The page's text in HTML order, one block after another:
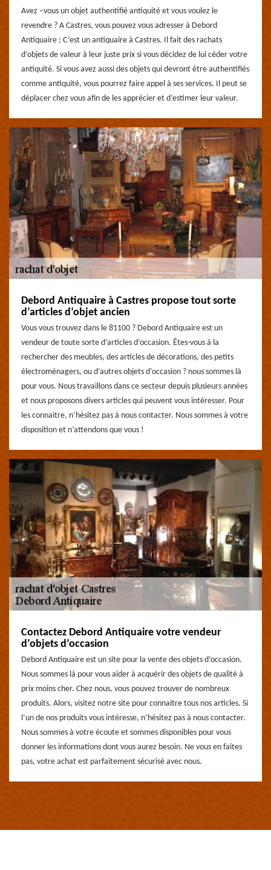
Avez –vous un objet authentifié antiquité et vous voulez le
revendre ? A Castres, vous pouvez vous adresser à Debord
Antiquaire ; C’est un antiquaire à Castres. Il fait des rachats
d’objets de valeur à leur juste prix si vous décidez de lui céder votre
antiquité. Si vous avez aussi des objets qui devront être authentifiés
comme antiquité, vous pourrez faire appel à ses services. Il peut se
déplacer chez vous afin de les apprécier et d’estimer leur valeur.
Debord Antiquaire à Castres propose tout sorte
d’articles d’objet ancien
Vous vous trouvez dans le 81100 ? Debord Antiquaire est un
vendeur de toute sorte d’articles d’occasion. Êtes-vous à la
rechercher des meubles, des articles de décorations, des petits
électroménagers, ou d’autres objets d’occasion ? nous sommes là
pour vous. Nous travaillons dans ce secteur depuis plusieurs années
et nous proposons divers articles qui peuvent vous intéresser. Pour
les connaitre, n’hésitez pas à nous contacter. Nous sommes à votre
disposition et n’attendons que vous !
Contactez Debord Antiquaire votre vendeur
d’objets d’occasion
Debord Antiquaire est un site pour la vente des objets d’occasion.
Nous sommes là pour vous aider à acquérir des objets de qualité à
prix moins cher. Chez nous, vous pouvez trouver de nombreux
produits. Alors, visitez notre site pour connaitre tous nos articles. Si
l’un de nos produits vous intéresse, n’hésitez pas à nous contacter.
Nous sommes à votre écoute et sommes disponibles pour vous
donner les informations dont vous aurez besoin. Ne vous en faites
pas, votre achat est parfaitement sécurisé avec nous.